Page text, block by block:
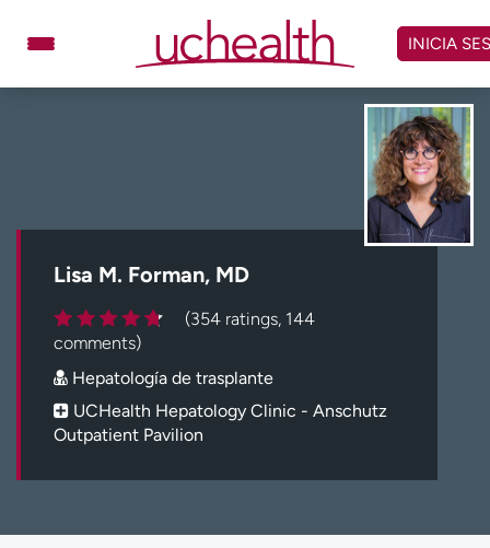
contenido
Carreras
Inicie sesión en My Health Connection
Empleados
Profesionales
INICIA
Lisa M. Forman, MD
(354 ratings, 144
comments)
Hepatología de trasplante
UCHealth Hepatology Clinic - Anschutz
Outpatient Pavilion